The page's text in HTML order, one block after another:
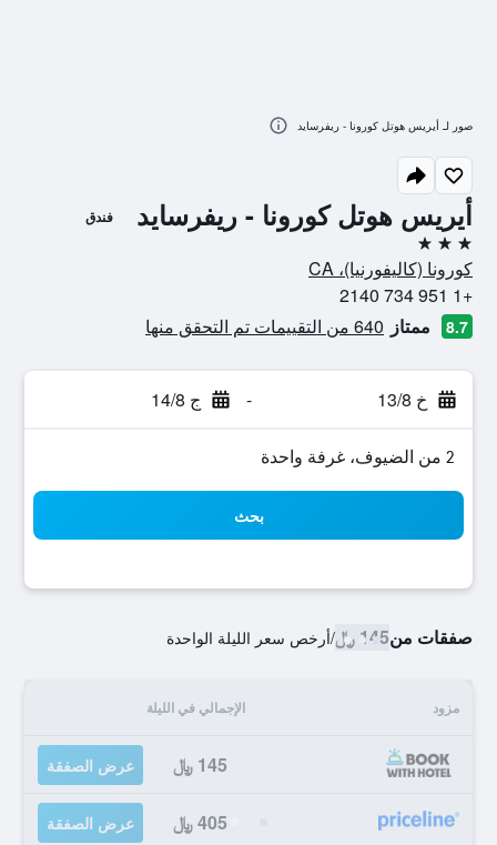
أيريس هوتل كورونا - ريفرسايد فندق
3 نجوم
كورونا (كاليفورنيا)، CA
+1 951 734 2140
8.7 ممتاز 640 من التقييمات تم التحقق منها
خ 13/8 - ج 14/8
2 من الضيوف، غرفة واحدة
بحث
صفقات من145 ﷼ /أرخص سعر الليلة الواحدة
مزود الإجمالي في الليلة
145 ﷼ عرض الصفقة
405 ﷼ عرض الصفقة
صور لـ أيريس هوتل كورونا - ريفرسايد